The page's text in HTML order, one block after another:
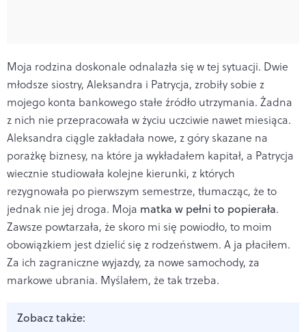
Moja rodzina doskonale odnalazła się w tej sytuacji. Dwie
młodsze siostry, Aleksandra i Patrycja, zrobiły sobie z
mojego konta bankowego stałe źródło utrzymania. Żadna
z nich nie przepracowała w życiu uczciwie nawet miesiąca.
Aleksandra ciągle zakładała nowe, z góry skazane na
porażkę biznesy, na które ja wykładałem kapitał, a Patrycja
wiecznie studiowała kolejne kierunki, z których
rezygnowała po pierwszym semestrze, tłumacząc, że to
jednak nie jej droga. Moja matka w pełni to popierała.
Zawsze powtarzała, że skoro mi się powiodło, to moim
obowiązkiem jest dzielić się z rodzeństwem. A ja płaciłem.
Za ich zagraniczne wyjazdy, za nowe samochody, za
markowe ubrania. Myślałem, że tak trzeba.
Zobacz także: